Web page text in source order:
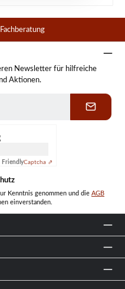
Newsletter für hilfreiche
Aktionen.
FriendlyCaptcha ⇗
Kenntnis genommen und die AGB
einverstanden.